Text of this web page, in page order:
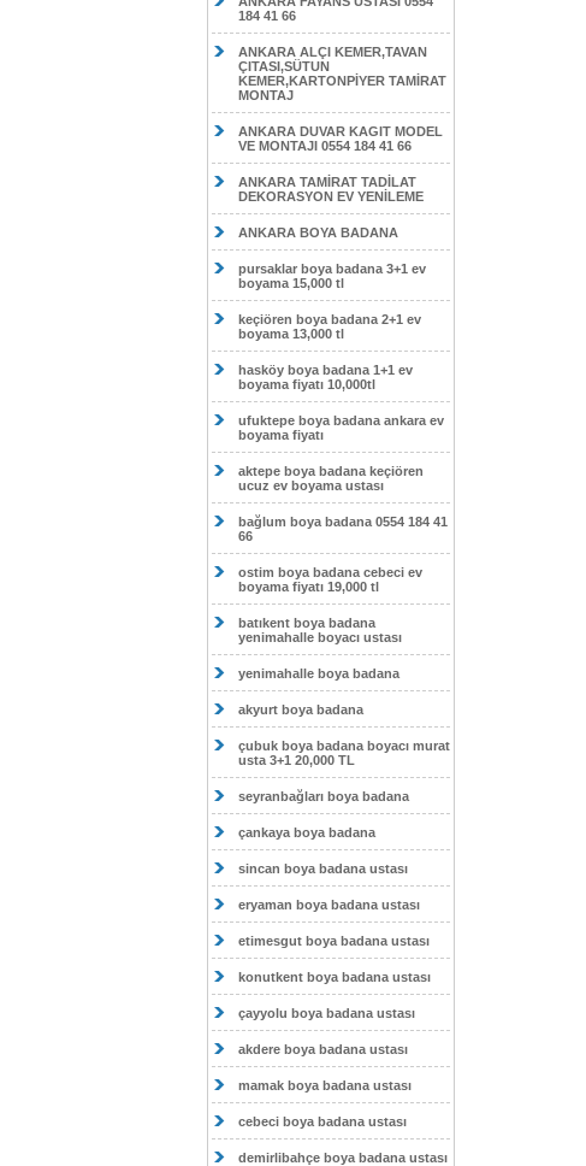
184 41 66
ANKARA ALÇI KEMER,TAVAN
ÇITASI,SÜTUN
KEMER,KARTONPİYER TAMİRAT
MONTAJ
ANKARA DUVAR KAGIT MODEL
VE MONTAJI 0554 184 41 66
ANKARA TAMİRAT TADİLAT
DEKORASYON EV YENİLEME
ANKARA BOYA BADANA
pursaklar boya badana 3+1 ev
boyama 15,000 tl
keçiören boya badana 2+1 ev
boyama 13,000 tl
hasköy boya badana 1+1 ev
boyama fiyatı 10,000tl
ufuktepe boya badana ankara ev
boyama fiyatı
aktepe boya badana keçiören
ucuz ev boyama ustası
bağlum boya badana 0554 184 41
66
ostim boya badana cebeci ev
boyama fiyatı 19,000 tl
batıkent boya badana
yenimahalle boyacı ustası
yenimahalle boya badana
akyurt boya badana
çubuk boya badana boyacı murat
usta 3+1 20,000 TL
seyranbağları boya badana
çankaya boya badana
sincan boya badana ustası
eryaman boya badana ustası
etimesgut boya badana ustası
konutkent boya badana ustası
çayyolu boya badana ustası
akdere boya badana ustası
mamak boya badana ustası
cebeci boya badana ustası
demirlibahçe boya badana ustası